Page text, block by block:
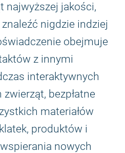
najwyższej jakości,
nigdzie indziej
obejmuje
z innymi
interaktywnych
bezpłatne
materiałów
produktów i
nowych